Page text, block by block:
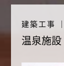
建築工事 ｜
温泉施設